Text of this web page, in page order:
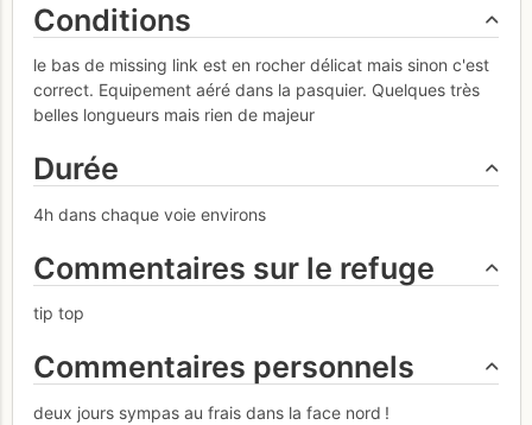
Conditions
le bas de missing link est en rocher délicat mais sinon c'est
correct. Equipement aéré dans la pasquier. Quelques très
belles longueurs mais rien de majeur
Durée
4h dans chaque voie environs
Commentaires sur le refuge
tip top
Commentaires personnels
deux jours sympas au frais dans la face nord !